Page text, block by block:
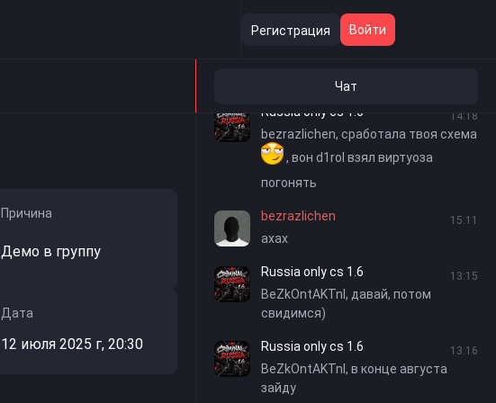
Регистрация Войти
Чат
Russia only cs 1.6
14:18
bezrazlichen, сработала твоя схема
, вон d1rol взял виртуоза
погонять
bezrazlichen 15:11
ахах
Russia only cs 1.6 13:15
BeZkOntAKTnI, давай, потом
свидимся)
Russia only cs 1.6 13:16
BeZkOntAKTnI, в конце августа
зайду
Причина
Демо в группу
Дата
12 июля 2025 г, 20:30